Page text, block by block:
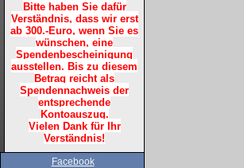
Bitte haben Sie dafür
Verständnis, dass wir erst
ab 300.-Euro, wenn Sie es
wünschen, eine
Spendenbescheinigung
ausstellen. Bis zu diesem
Betrag reicht als
Spendennachweis der
entsprechende
Kontoauszug.
Vielen Dank für Ihr
Verständnis!
Facebook